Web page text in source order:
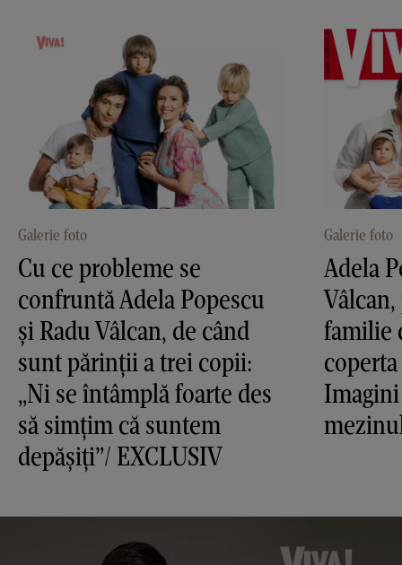
Galerie foto
Cu ce probleme se
confruntă Adela Popescu
și Radu Vâlcan, de când
sunt părinții a trei copii:
„Ni se întâmplă foarte des
să simţim că suntem
depăşiţi”/ EXCLUSIV
Galerie foto
Adela
familie